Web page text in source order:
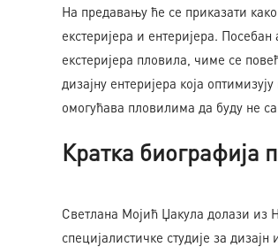
На предавању ће се приказати
екстеријера и ентеријера.
екстеријера пловила, чиме се
дизајну ентеријера која
омогућава пловилима да буду не
Кратка биографија
Светлана Мојић Џакула долази из
специјалистичке студије за